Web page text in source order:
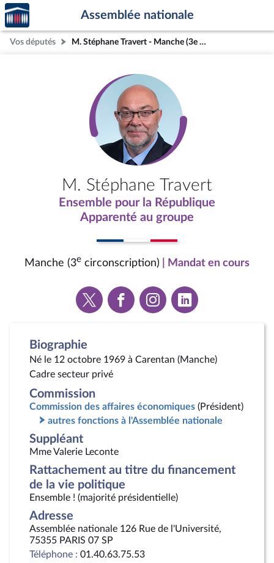
Aller au contenu
Aller en bas de la page
Accèder
à la
page
d'accueil
Assemblée nationale
Vos députés M. Stéphane Travert - Manche (3e circonscription)
M. Stéphane Travert
Ensemble pour la République
Apparenté au groupe
Manche (3e circonscription) | Mandat en cours
Voir
la
Voir
la
Voir
la
Voir
la
Biographie
Né le 12 octobre 1969 à Carentan (Manche)
Cadre secteur privé
Commission
Commission des affaires économiques (Président)
autres fonctions à l'Assemblée nationale
Suppléant
Mme Valerie Leconte
Rattachement au titre du financement
de la vie politique
Ensemble ! (majorité présidentielle)
Adresse
Assemblée nationale 126 Rue de l'Université,
75355 PARIS 07 SP
Téléphone : 01.40.63.75.53